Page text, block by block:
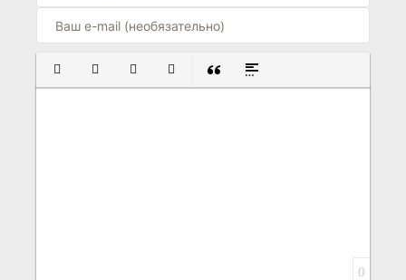
ПОЛУЖИРНЫЙ
КУРСИВПОДЧЕРКНУТЫЙ
ЗАЧЕРКНУТЫЙ
ВСТАВКА ЦИТАТЫ
ВСТАВКА СПОЙЛЕРА
0